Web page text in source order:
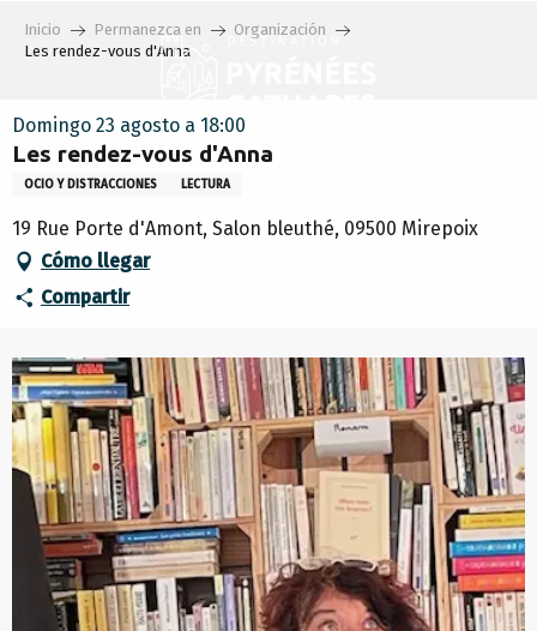
Inicio Permanezca en
Organización
Les rendez-vous d'Anna
Domingo 23 agosto a 18:00
Les rendez-vous d'Anna
OCIO Y DISTRACCIONES LECTURA
19 Rue Porte d'Amont, Salon bleuthé, 09500 Mirepoix
Cómo llegar
Compartir